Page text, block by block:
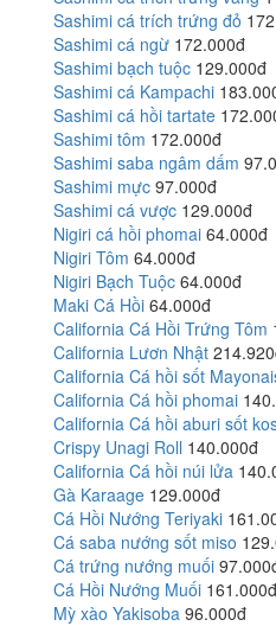
Sashimi cá trích trứng đỏ
Sashimi cá ngừ 172.000đ
Sashimi bạch tuộc 129.000đ
Sashimi cá Kampachi
Sashimi cá hồi tartate
Sashimi tôm 172.000đ
Sashimi saba ngâm dấm
Sashimi mực 97.000đ
Sashimi cá vược 129.000đ
Nigiri cá hồi phomai 64.000đ
Nigiri Tôm 64.000đ
Nigiri Bạch Tuộc 64.000đ
Maki Cá Hồi 64.000đ
California Cá Hồi Trứng Tôm
California Lươn Nhật
California Cá hồi sốt
California Cá hồi phomai
California Cá hồi aburi sốt
Crispy Unagi Roll 140.000đ
California Cá hồi núi lửa
Gà Karaage 129.000đ
Cá Hồi Nướng Teriyaki
Cá saba nướng sốt miso
Cá trứng nướng muối
Cá Hồi Nướng Muối 161.000đ
Mỳ xào Yakisoba 96.000đ